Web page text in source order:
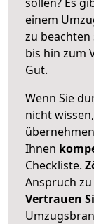
einem
zu beachten
bis hin zum
Gut.
Wenn Sie
nicht
Ihnen
Checkliste.
Anspruch
Vertrauen